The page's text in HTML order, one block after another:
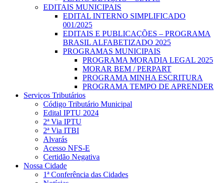
EDITAIS MUNICIPAIS
EDITAL INTERNO SIMPLIFICADO
001/2025
EDITAIS E PUBLICAÇÕES – PROGRAMA
BRASIL ALFABETIZADO 2025
PROGRAMAS MUNICIPAIS
PROGRAMA MORADIA LEGAL 2025
MORAR BEM / PERPART
PROGRAMA MINHA ESCRITURA
PROGRAMA TEMPO DE APRENDER
Serviços Tributários
Código Tributário Municipal
Edital IPTU 2024
2ª Via IPTU
2ª Via ITBI
Alvarás
Acesso NFS-E
Certidão Negativa
Nossa Cidade
1ª Conferência das Cidades